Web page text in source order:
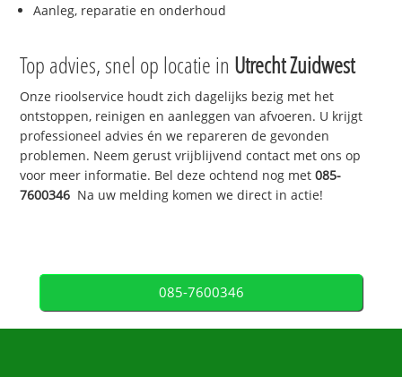
Aanleg, reparatie en onderhoud
Top advies, snel op locatie in Utrecht Zuidwest
Onze rioolservice houdt zich dagelijks bezig met het
ontstoppen, reinigen en aanleggen van afvoeren. U krijgt
professioneel advies én we repareren de gevonden
problemen. Neem gerust vrijblijvend contact met ons op
voor meer informatie. Bel deze ochtend nog met085-
7600346 Na uw melding komen we direct in actie!
085-7600346